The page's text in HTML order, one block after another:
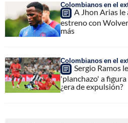
Colombianos en el
A Jhon Arias le
estreno con
más
Colombianos en el
Sergio Ramos
'planchazo' a
¿era de expulsión?